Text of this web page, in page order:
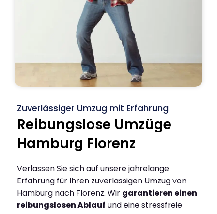
Zuverlässiger Umzug mit Erfahrung
Reibungslose Umzüge
Hamburg Florenz
Verlassen Sie sich auf unsere jahrelange
Erfahrung für Ihren zuverlässigen Umzug von
Hamburg nach Florenz. Wir garantieren einen
reibungslosen Ablauf und eine stressfreie